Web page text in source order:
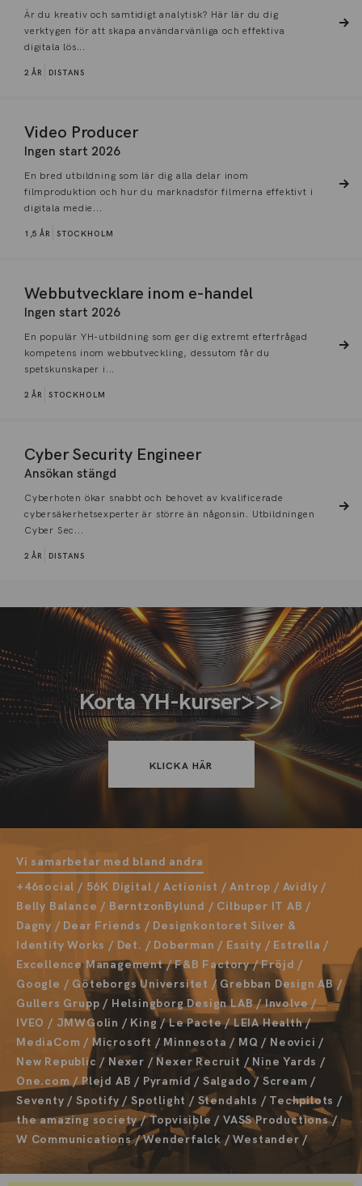
Är du kreativ och samtidigt analytisk? Här lär du dig
verktygen för att skapa användarvänliga och effektiva
digitala lös...
2 ÅR DISTANS
Video Producer
Ingen start 2026
En bred utbildning som lär dig alla delar inom
filmproduktion och hur du marknadsför filmerna effektivt i
digitala medie...
1,5 ÅR STOCKHOLM
Webbutvecklare inom e-handel
Ingen start 2026
En populär YH-utbildning som ger dig extremt efterfrågad
kompetens inom webbutveckling, dessutom får du
spetskunskaper i...
2 ÅR STOCKHOLM
Cyber Security Engineer
Ansökan stängd
Cyberhoten ökar snabbt och behovet av kvalificerade
cybersäkerhetsexperter är större än någonsin. Utbildningen
Cyber Sec...
2 ÅR DISTANS
Korta YH-kurser>>>
KLICKA HÄR
Vi samarbetar med bland andra
+46social / 56K Digital / Actionist / Antrop / Avidly /
Belly Balance / BerntzonBylund / Cilbuper IT AB /
Dagny / Dear Friends / Designkontoret Silver &
Identity Works / Det. / Doberman / Essity / Estrella /
Excellence Management / F&B Factory / Fröjd /
Google / Göteborgs Universitet / Grebban Design AB /
Gullers Grupp / Helsingborg Design LAB / Involve /
IVEO / JMWGolin / King / Le Pacte / LEIA Health /
MediaCom / Microsoft / Minnesota / MQ / Neovici /
New Republic / Nexer / Nexer Recruit / Nine Yards /
One.com / Plejd AB / Pyramid / Salgado / Scream /
Seventy / Spotify / Spotlight / Stendahls / Techpilots /
the amazing society / Topvisible / VASS Productions /
W Communications / Wenderfalck / Westander /